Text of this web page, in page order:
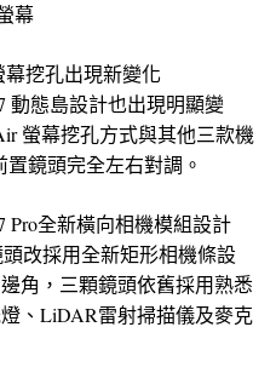
幕
幕挖孔出現新變化
動態島設計也出現明顯變
螢幕挖孔方式與其他三款機
置鏡頭完全左右對調。
Pro全新橫向相機模組設計
頭改採用全新矩形相機條設
角，三顆鏡頭依舊採用熟悉
、LiDAR雷射掃描儀及麥克